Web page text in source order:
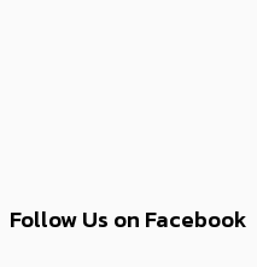
Follow Us on Facebook